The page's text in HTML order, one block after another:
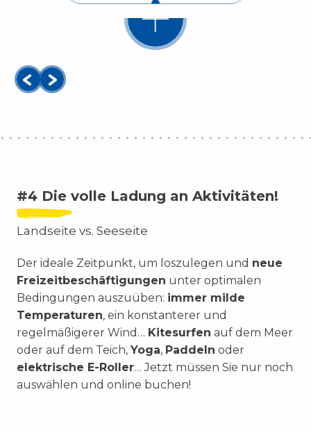
#4 Die volle Ladung an Aktivitäten!
Landseite vs. Seeseite
Der ideale Zeitpunkt, um loszulegen und neue
Freizeitbeschäftigungen unter optimalen
Bedingungen auszuüben: immer milde
Temperaturen, ein konstanterer und
regelmäßigerer Wind… Kitesurfen auf dem Meer
oder auf dem Teich, Yoga, Paddeln oder
elektrische E-Roller… Jetzt müssen Sie nur noch
auswählen und online buchen!